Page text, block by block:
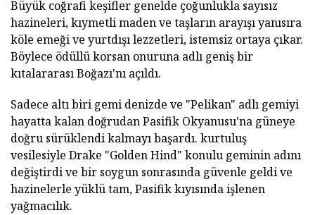
Büyük coğrafi keşifler genelde çoğunlukla sayısız
hazineleri, kıymetli maden ve taşların arayışı yanısıra
köle emeği ve yurtdışı lezzetleri, istemsiz ortaya çıkar.
Böylece ödüllü korsan onuruna adlı geniş bir
kıtalararası Boğazı'nı açıldı.
Sadece altı biri gemi denizde ve "Pelikan" adlı gemiyi
hayatta kalan doğrudan Pasifik Okyanusu'na güneye
doğru sürüklendi kalmayı başardı. kurtuluş
vesilesiyle Drake "Golden Hind" konulu geminin adını
değiştirdi ve bir soygun sonrasında güvenle geldi ve
hazinelerle yüklü tam, Pasifik kıyısında işlenen
yağmacılık.